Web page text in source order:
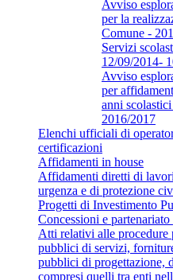
Avviso
per la
Comune -
Servizi
12/09/2014-
Avviso
per
anni
2016/2017
Elenchi ufficiali di
certificazioni
Affidamenti in house
Affidamenti diretti di
urgenza e di protezione
Progetti di Investimento
Concessioni e
Atti relativi alle procedure
pubblici di servizi,
pubblici di progettazione,
compresi quelli tra enti